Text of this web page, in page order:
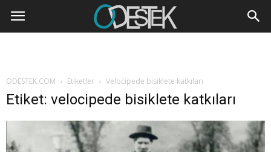
ODESTEK.COM Etiketler Velocipede bisiklete katkıları
Etiket: velocipede bisiklete katkıları